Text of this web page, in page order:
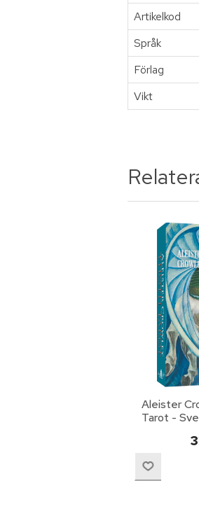
Artikelkod
Språk
Förlag
Vikt
Aleister
Tarot -